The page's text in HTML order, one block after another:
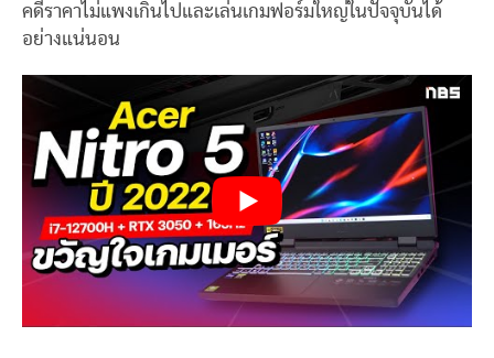
คดีราคาไม่แพงเกินไปและเล่นเกมฟอร์มใหญ่ในปัจจุบันได้
อย่างแน่นอน